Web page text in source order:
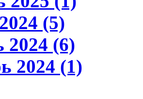
(5)
2024 (6)
2024 (1)